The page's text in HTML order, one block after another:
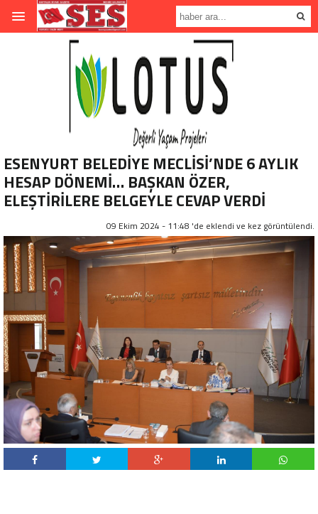
ESENYURT BELEDİYE MECLİSİ’NDE 6 AYLIK
HESAP DÖNEMİ… BAŞKAN ÖZER,
ELEŞTİRİLERE BELGEYLE CEVAP VERDİ
09 Ekim 2024 - 11:48 'de eklendi ve kez görüntülendi.